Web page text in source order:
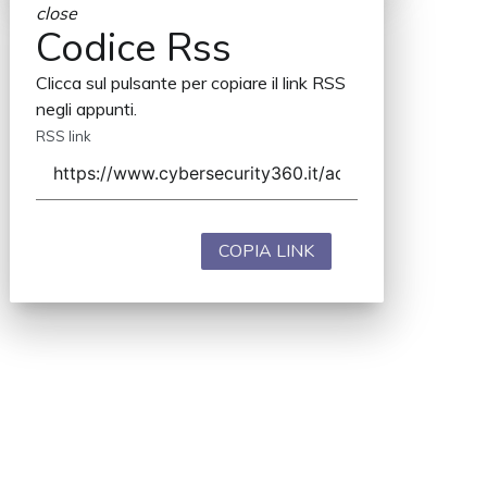
close
Codice Rss
Clicca sul pulsante per copiare il link RSS
negli appunti.
RSS link
COPIA LINK